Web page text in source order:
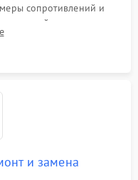
сопротивлений и
цепей питания,
и видеочипа.
и замена